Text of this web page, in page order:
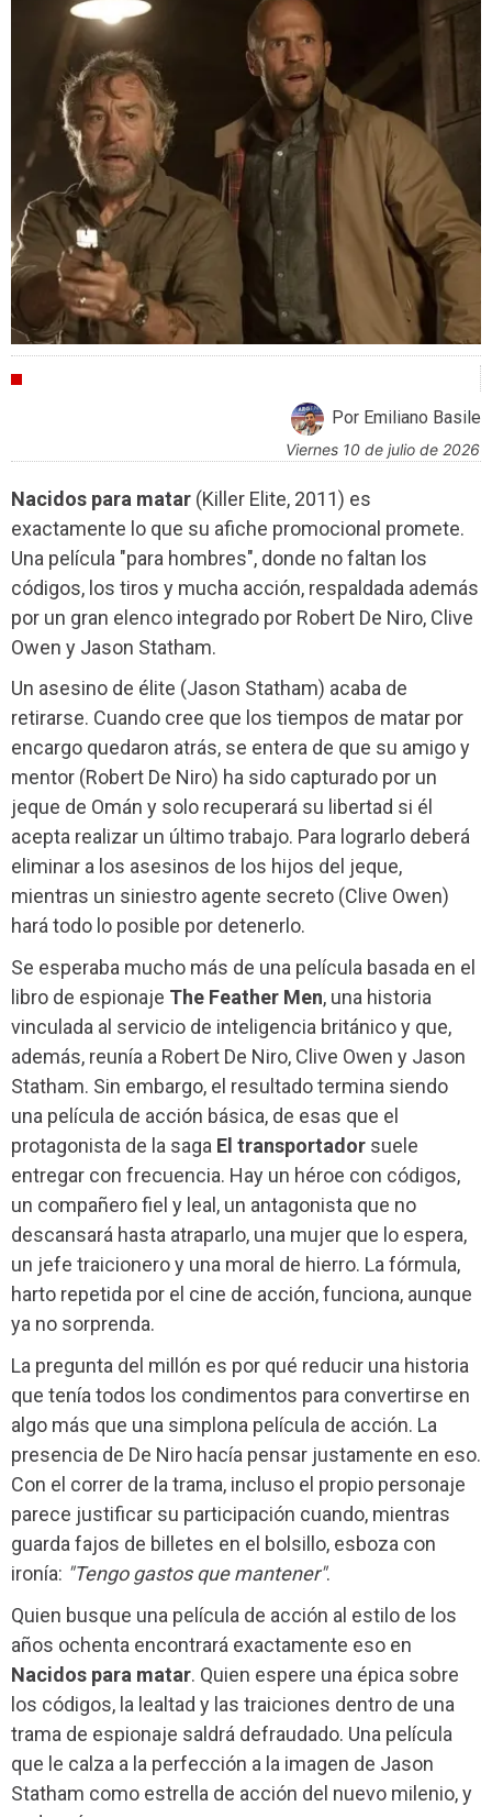
Por Emiliano Basile
viernes 10 de julio de 2026
Nacidos para matar (Killer Elite, 2011) es
exactamente lo que su afiche promocional promete.
Una película "para hombres", donde no faltan los
códigos, los tiros y mucha acción, respaldada además
por un gran elenco integrado por Robert De Niro, Clive
Owen y Jason Statham.
Un asesino de élite (Jason Statham) acaba de
retirarse. Cuando cree que los tiempos de matar por
encargo quedaron atrás, se entera de que su amigo y
mentor (Robert De Niro) ha sido capturado por un
jeque de Omán y solo recuperará su libertad si él
acepta realizar un último trabajo. Para lograrlo deberá
eliminar a los asesinos de los hijos del jeque,
mientras un siniestro agente secreto (Clive Owen)
hará todo lo posible por detenerlo.
Se esperaba mucho más de una película basada en el
libro de espionaje The Feather Men, una historia
vinculada al servicio de inteligencia británico y que,
además, reunía a Robert De Niro, Clive Owen y Jason
Statham. Sin embargo, el resultado termina siendo
una película de acción básica, de esas que el
protagonista de la saga El transportador suele
entregar con frecuencia. Hay un héroe con códigos,
un compañero fiel y leal, un antagonista que no
descansará hasta atraparlo, una mujer que lo espera,
un jefe traicionero y una moral de hierro. La fórmula,
harto repetida por el cine de acción, funciona, aunque
ya no sorprenda.
La pregunta del millón es por qué reducir una historia
que tenía todos los condimentos para convertirse en
algo más que una simplona película de acción. La
presencia de De Niro hacía pensar justamente en eso.
Con el correr de la trama, incluso el propio personaje
parece justificar su participación cuando, mientras
guarda fajos de billetes en el bolsillo, esboza con
ironía: "Tengo gastos que mantener".
Quien busque una película de acción al estilo de los
años ochenta encontrará exactamente eso en
Nacidos para matar. Quien espere una épica sobre
los códigos, la lealtad y las traiciones dentro de una
trama de espionaje saldrá defraudado. Una película
que le calza a la perfección a la imagen de Jason
Statham como estrella de acción del nuevo milenio, y